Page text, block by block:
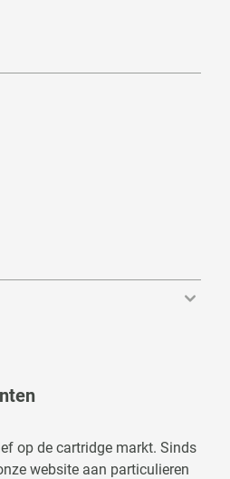
op de cartridge markt. Sinds
website aan particulieren